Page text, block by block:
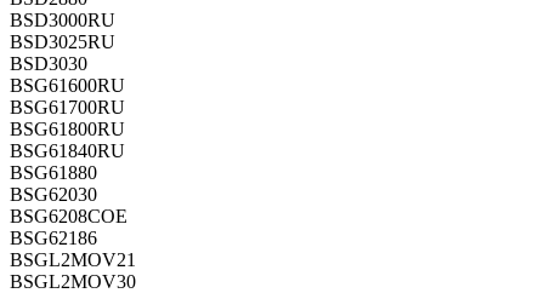
BSD3000RU
BSD3025RU
BSD3030
BSG61600RU
BSG61700RU
BSG61800RU
BSG61840RU
BSG61880
BSG62030
BSG6208COE
BSG62186
BSGL2MOV21
BSGL2MOV30